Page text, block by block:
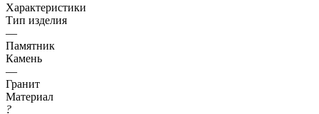
Характеристики
Тип изделия
—
Памятник
Камень
—
Гранит
Материал
?